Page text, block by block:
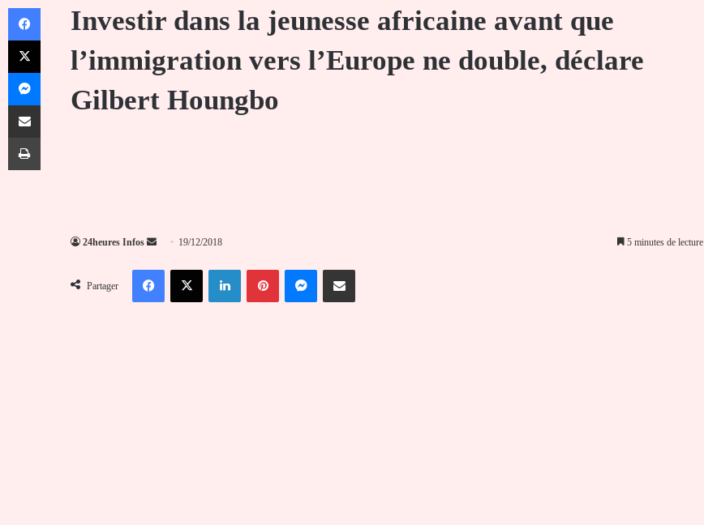
Investir dans la jeunesse africaine avant que
l’immigration vers l’Europe ne double, déclare
Gilbert Houngbo
24heures Infos
Envoyer
courriel
19/12/2018 5 minutes de lecture
Partager
FacebookX LinkedinPinterestMessengerPartager par email
Facebook
X
Messenger
Partager par email